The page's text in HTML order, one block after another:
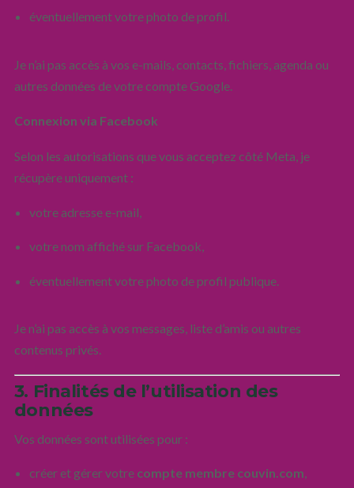
éventuellement votre photo de profil.
Je n’ai pas accès à vos e-mails, contacts, fichiers, agenda ou
autres données de votre compte Google.
Connexion via Facebook
Selon les autorisations que vous acceptez côté Meta, je
récupère uniquement :
votre adresse e-mail,
votre nom affiché sur Facebook,
éventuellement votre photo de profil publique.
Je n’ai pas accès à vos messages, liste d’amis ou autres
contenus privés.
3. Finalités de l’utilisation des
données
Vos données sont utilisées pour :
créer et gérer votre compte membre couvin.com,